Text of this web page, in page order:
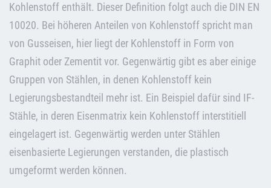
Kohlenstoff enthält. Dieser Definition folgt auch die DIN EN
10020. Bei höheren Anteilen von Kohlenstoff spricht man
von Gusseisen, hier liegt der Kohlenstoff in Form von
Graphit oder Zementit vor. Gegenwärtig gibt es aber einige
Gruppen von Stählen, in denen Kohlenstoff kein
Legierungsbestandteil mehr ist. Ein Beispiel dafür sind IF-
Stähle, in deren Eisenmatrix kein Kohlenstoff interstitiell
eingelagert ist. Gegenwärtig werden unter Stählen
eisenbasierte Legierungen verstanden, die plastisch
umgeformt werden können.